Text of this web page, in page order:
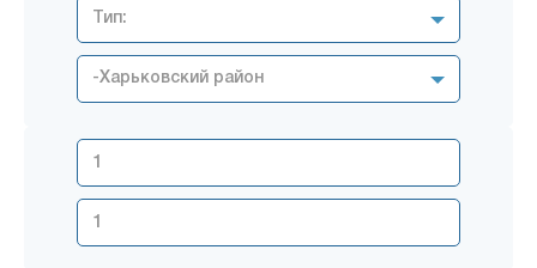
Тип:
-Харьковский район